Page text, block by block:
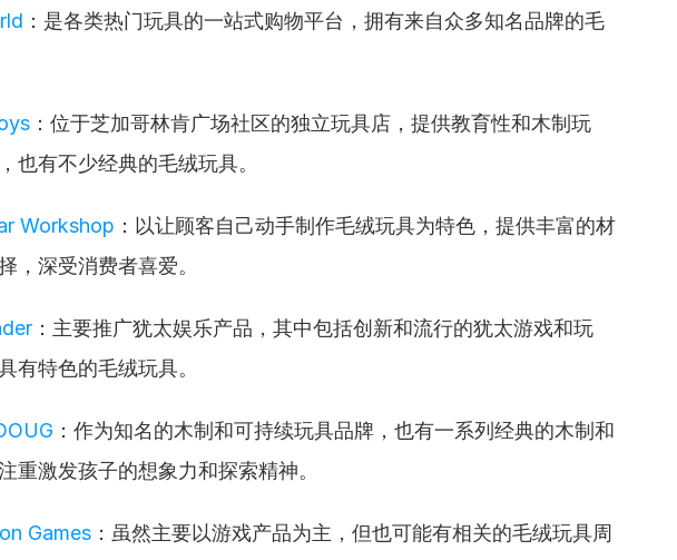
：是各类热门玩具的一站式购物平台，拥有来自众多知名品牌的毛
：位于芝加哥林肯广场社区的独立玩具店，提供教育性和木制玩
也有不少经典的毛绒玩具。
Workshop ：以让顾客自己动手制作毛绒玩具为特色，提供丰富的材
，深受消费者喜爱。
：主要推广犹太娱乐产品，其中包括创新和流行的犹太游戏和玩
有特色的毛绒玩具。
：作为知名的木制和可持续玩具品牌，也有一系列经典的木制和
重激发孩子的想象力和探索精神。
Games ：虽然主要以游戏产品为主，但也可能有相关的毛绒玩具周